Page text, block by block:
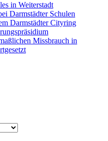
in Weiterstadt
Darmstädter Schulen
Darmstädter Cityring
Missbrauch in